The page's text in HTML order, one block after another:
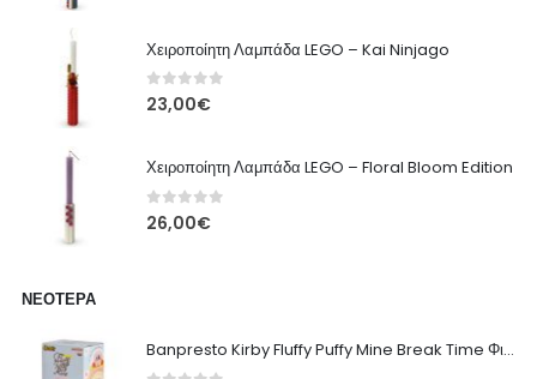
Χειροποίητη Λαμπάδα LEGO – Kai Ninjago
0out of 5
23,00€
Χειροποίητη Λαμπάδα LEGO – Floral Bloom Edition
0out of 5
26,00€
ΝΕΌΤΕΡΑ
Banpresto Kirby Fluffy Puffy Mine Break Time Φιγούρα – Α' Έκδοση